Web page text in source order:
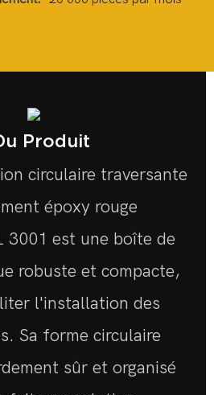
Produit
circulaire traversante
époxy rouge
3001 est une boîte de
robuste et compacte,
l'installation des
Sa forme circulaire
sûr et organisé